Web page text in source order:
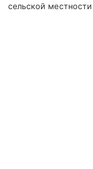
сельской